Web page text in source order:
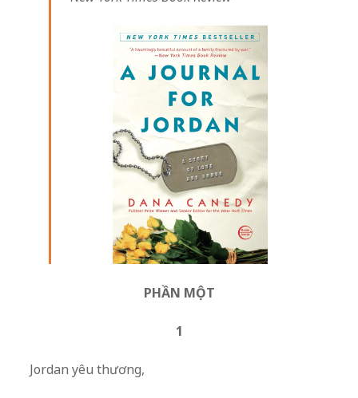
PHẦN MỘT
1
Jordan yêu thương,